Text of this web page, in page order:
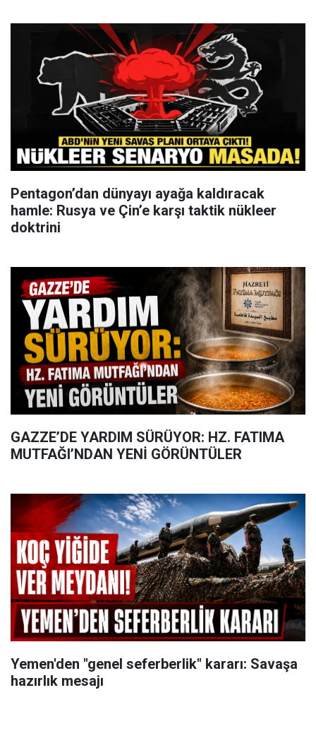
Pentagon’dan dünyayı ayağa kaldıracak
hamle: Rusya ve Çin’e karşı taktik nükleer
doktrini
GAZZE’DE YARDIM SÜRÜYOR: HZ. FATIMA
MUTFAĞI’NDAN YENİ GÖRÜNTÜLER
Yemen'den "genel seferberlik" kararı: Savaşa
hazırlık mesajı